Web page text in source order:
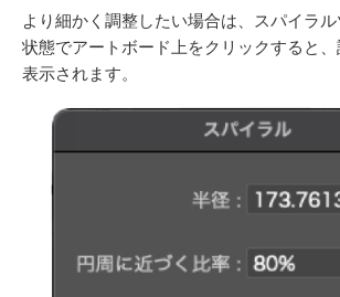
より細かく調整したい場合は、スパイラ
状態でアートボード上をクリックすると
表示されます。